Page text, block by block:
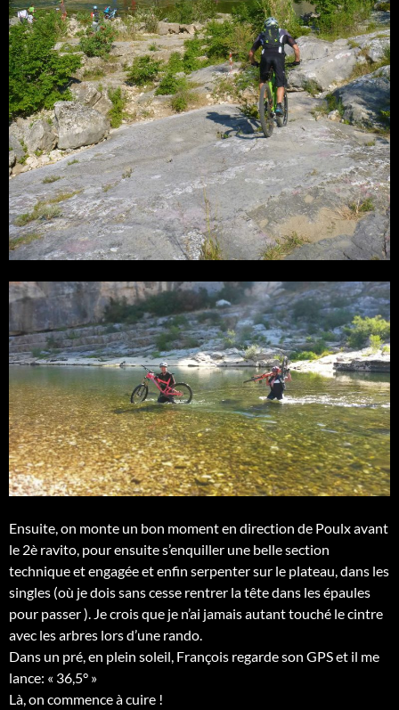
Ensuite, on monte un bon moment en direction de Poulx avant
le 2è ravito, pour ensuite s’enquiller une belle section
technique et engagée et enfin serpenter sur le plateau, dans les
singles (où je dois sans cesse rentrer la tête dans les épaules
pour passer). Je crois que je n’ai jamais autant touché le cintre
avec les arbres lors d’une rando.
Dans un pré, en plein soleil, François regarde son GPS et il me
lance: « 36,5° »
Là, on commence à cuire !